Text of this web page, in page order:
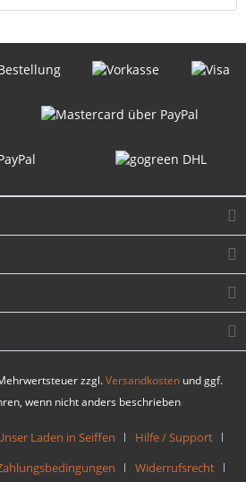
zzgl.Versandkosten und ggf.
wenn nicht anders beschrieben
Laden in Seiffen
Hilfe / Support
Widerrufsrecht